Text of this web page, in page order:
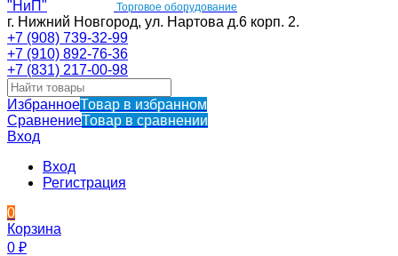
Торговое оборудование
г. Нижний Новгород, ул. Нартова д.6 корп. 2.
+7 (908) 739-32-99
+7 (910) 892-76-36
+7 (831) 217-00-98
ИзбранноеТовар в избранном
СравнениеТовар в сравнении
Вход
Вход
Регистрация
0
Корзина
0 ₽